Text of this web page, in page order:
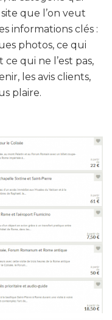
que l’on veut
informations clés :
photos, ce qui
qui ne l’est pas,
les avis clients,
plaire.